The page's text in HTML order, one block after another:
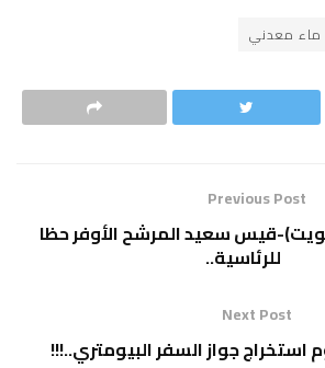
ماء معدني
Previous Post
قيس سعيد المرشح الأوفر حظا
للرئاسية..
Next Post